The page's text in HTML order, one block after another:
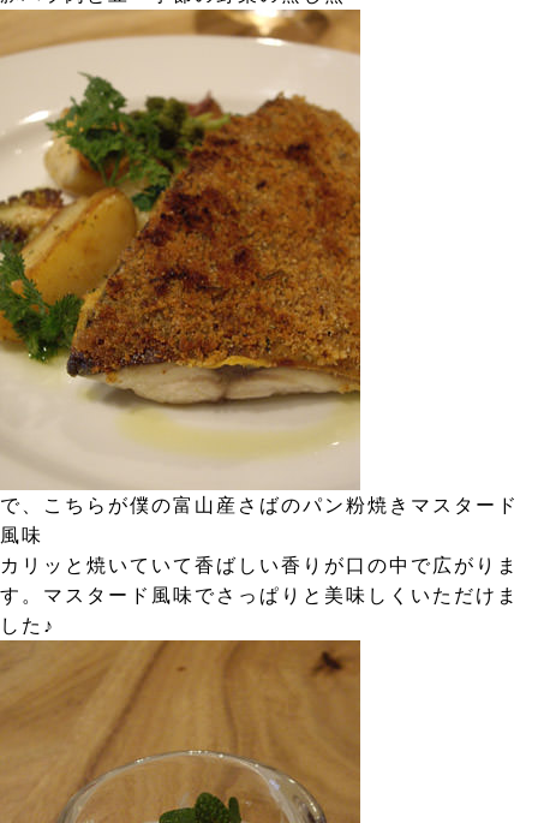
で、こちらが僕の富山産さばのパン粉焼きマスタード
風味
カリッと焼いていて香ばしい香りが口の中で広がりま
す。マスタード風味でさっぱりと美味しくいただけま
した♪